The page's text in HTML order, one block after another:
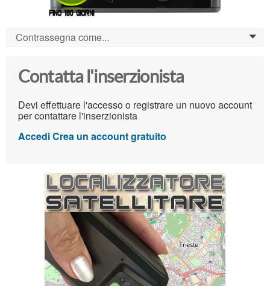
Contrassegna come... 0
Contatta l'inserzionista
Devi effettuare l'accesso o registrare un nuovo account
per contattare l'inserzionista
AccediCrea un account gratuito